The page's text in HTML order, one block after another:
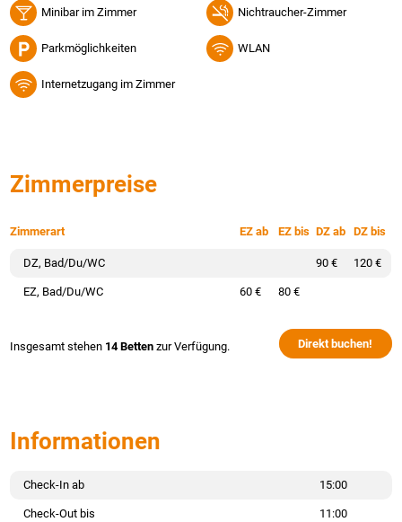
Minibar im Zimmer Nichtraucher-Zimmer
Parkmöglichkeiten WLAN
Internetzugang im Zimmer
Zimmerpreise
Zimmerart EZ ab EZ bis DZ ab DZ bis
DZ, Bad/Du/WC 90 € 120 €
EZ, Bad/Du/WC 60 € 80 €
Insgesamt stehen 14 Betten zur Verfügung. Direkt buchen!
Informationen
Check-In ab 15:00
Check-Out bis 11:00